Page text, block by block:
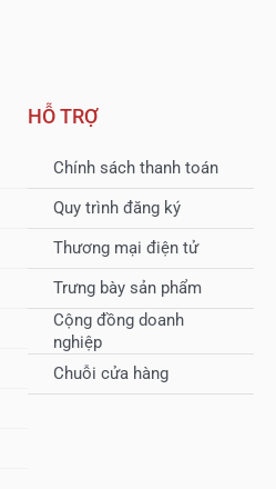
HỖ TRỢ
Chính sách thanh toán
Quy trình đăng ký
Thương mại điện tử
Trưng bày sản phẩm
Cộng đồng doanh
nghiệp
Chuỗi cửa hàng